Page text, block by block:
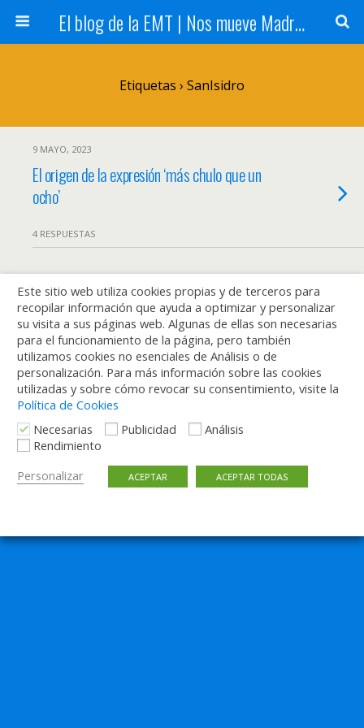
El blog de la EMT | Nos mueve Madrid
Etiquetas › SanIsidro
9 MAYO, 2023
El origen de la expresión ‘más chulo que un
ocho’
4 RESPUESTAS
Volver arriba
Móvil Escritorio
Este sitio web utiliza cookies propias y de terceros para
recopilar información que ayuda a optimizar y personalizar
su visita a sus páginas web. Algunas de ellas son necesarias
para el funcionamiento de la página, pero también
utilizamos cookies no esenciales de Análisis o de
personalización. Para más información sobre las cookies
utilizadas y sobre cómo revocar su consentimiento, visite la
Política de Cookies
Necesarias
Publicidad
Análisis
Rendimiento
Personalizar
ACEPTAR ACEPTAR TODAS